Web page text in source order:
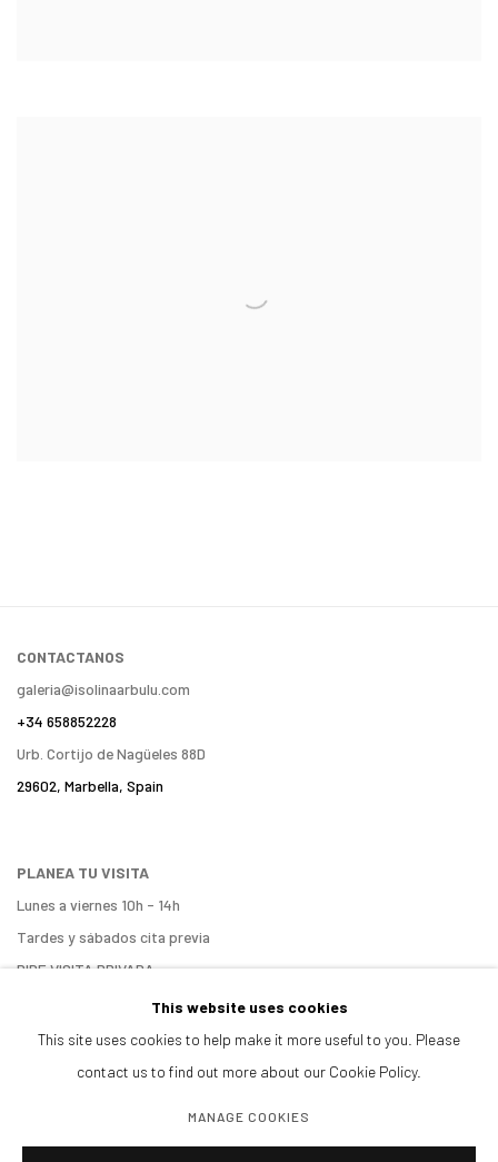
CONTACTANOS
galeria@isolinaarbulu.com
+34 658852228
Urb. Cortijo de Nagüeles 88D
29602, Marbella, Spain
PLANEA TU VISITA
Lunes a viernes 10h - 14h
Tardes y sábados cita previa
PIDE VISITA PRIVADA
This website uses cookies
This site uses cookies to help make it more useful to you. Please
contact us to find out more about our Cookie Policy.
MANAGE COOKIES